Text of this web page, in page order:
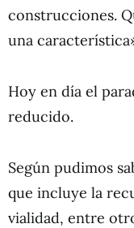
construcciones.
una
Hoy en día el
reducido.
Según pudimos
que incluye la
vialidad, entre